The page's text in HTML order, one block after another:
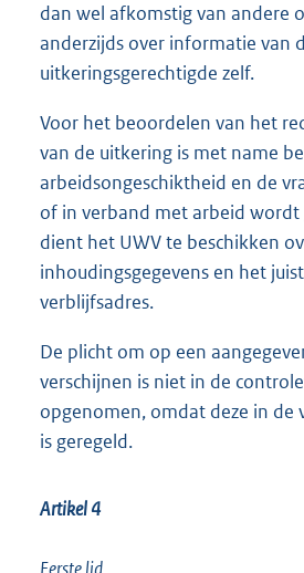
dan wel afkomstig van andere
anderzijds over informatie van
uitkeringsgerechtigde zelf.
Voor het beoordelen van het
van de uitkering is met name
arbeidsongeschiktheid en de
of in verband met arbeid
dient het UWV te beschikken
inhoudingsgegevens en het
verblijfsadres.
De plicht om op een
verschijnen is niet in de
opgenomen, omdat deze in de
is geregeld.
Artikel 4